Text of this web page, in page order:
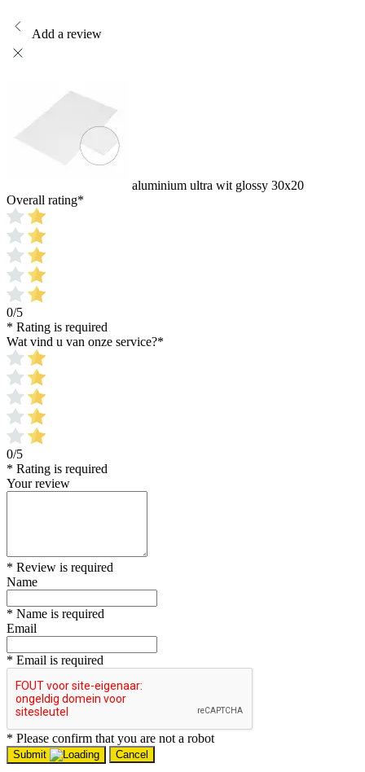
Add a review
aluminium ultra wit glossy 30x20
Overall rating*
0/5
* Rating is required
Wat vind u van onze service?*
0/5
* Rating is required
Your review
* Review is required
Name
* Name is required
Email
* Email is required
* Please confirm that you are not a robot
Submit Cancel